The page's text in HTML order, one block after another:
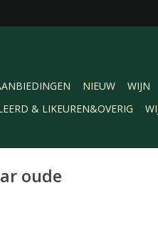
NIEUW WIJN
& LIKEUREN&OVERIG
oude